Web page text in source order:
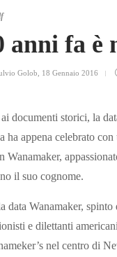
anni fa è
Golob 18 Gennaio 2016
ai documenti storici, la
ha appena celebrato
Wanamaker,
il suo cognome.
data Wanamaker,
e dilettanti
nel centro di